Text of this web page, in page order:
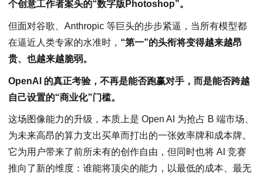
个创意工作者案头的“数字版Photoshop”。
但面对谷歌、Anthropic 等巨头的步步紧逼，当所有模型都
在逼近人类专家的水准时， “第一”的头衔将变得越来越昂
贵、也越来越脆弱。
OpenAI 的真正考验，不再是能否跑赢对手，而是能否跨越
自己设置的“商业化”门槛。
这场图像能力的升级，本质上是 Open AI 为抢占 B 端市场、
为未来高昂的算力支出买单而打出的一张效率牌和成本牌。
它为用户带来了前所未有的创作自由，但同时也将 AI 竞赛
推向了新的维度：谁能将顶尖的能力，以最低的成本、最无